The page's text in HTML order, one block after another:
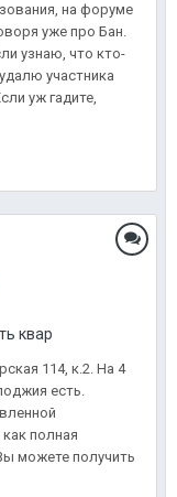
на форуме
уже про Бан.
узнаю, что кто-
участника
уж гадите,
квартиру в Анапе.
114, к.2. На 4
есть.
полная
можете получить